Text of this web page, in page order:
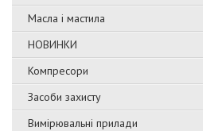
Масла і мастила
НОВИНКИ
Компресори
Засоби захисту
Вимірювальні прилади